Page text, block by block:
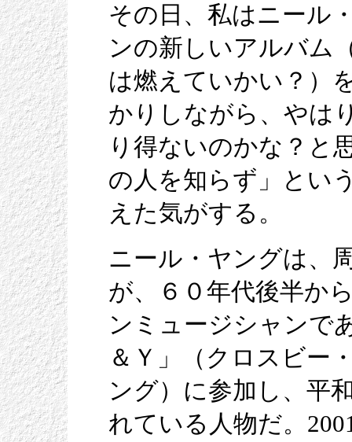
その日、私はニール
ンの新しいアルバム
は燃えていかい？）
かりしながら、やは
り得ないのかな？と
の人を知らず」とい
えた気がする。
ニール・ヤングは、
が、６０年代後半か
ンミュージシャンで
＆Ｙ」（クロスビー
ング）に参加し、平
れている人物だ。